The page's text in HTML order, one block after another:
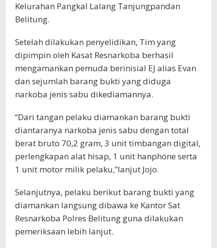
Kelurahan Pangkal Lalang Tanjungpandan
Belitung.
Setelah dilakukan penyelidikan, Tim yang
dipimpin oleh Kasat Resnarkoba berhasil
mengamankan pemuda berinisial EJ alias Evan
dan sejumlah barang bukti yang diduga
narkoba jenis sabu dikediamannya.
“Dari tangan pelaku diamankan barang bukti
diantaranya narkoba jenis sabu dengan total
berat bruto 70,2 gram, 3 unit timbangan digital,
perlengkapan alat hisap, 1 unit hanphone serta
1 unit motor milik pelaku,”lanjut Jojo.
Selanjutnya, pelaku berikut barang bukti yang
diamankan langsung dibawa ke Kantor Sat
Resnarkoba Polres Belitung guna dilakukan
pemeriksaan lebih lanjut.